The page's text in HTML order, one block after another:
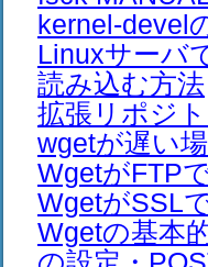
kernel-devel
Linuxサーバ
読み込む方法
拡張リポジ
wgetが遅い
WgetがFTP
WgetがSSL
Wgetの基本